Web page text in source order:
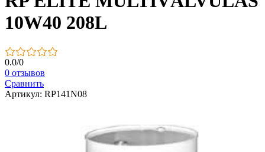
10W40 208L
0.0/0
0 отзывов
Сравнить
Артикул: RP141N08